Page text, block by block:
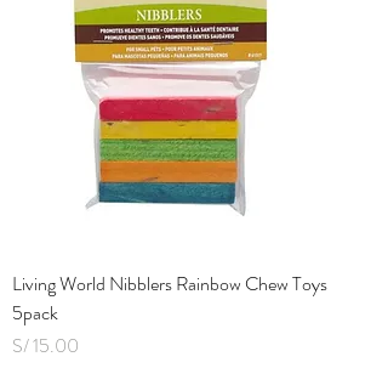
Living World Nibblers Rainbow Chew Toys
5pack
Precio
S/ 15.00